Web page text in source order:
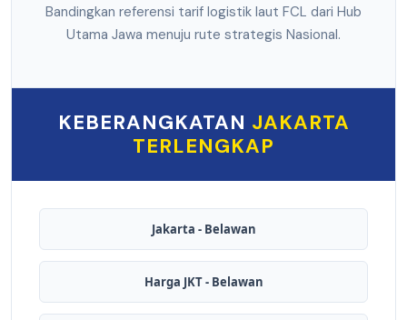
Bandingkan referensi tarif logistik laut FCL dari Hub
Utama Jawa menuju rute strategis Nasional.
KEBERANGKATAN JAKARTA
TERLENGKAP
Jakarta - Belawan
Harga JKT - Belawan